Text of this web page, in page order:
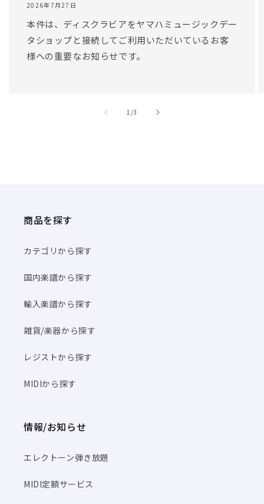
商品を探す
カテゴリから探す
国内楽譜から探す
輸入楽譜から探す
雑貨/楽器から探す
レジストから探す
MIDIから探す
情報/お知らせ
エレクトーン弾き放題
MIDI定額サービス